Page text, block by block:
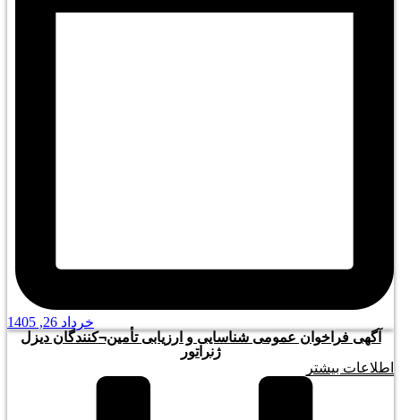
خرداد 26, 1405
آگهی فراخوان عمومی شناسایی و ارزیابی تأمین¬کنندگان دیزل
ژنراتور
اطلاعات بیشتر